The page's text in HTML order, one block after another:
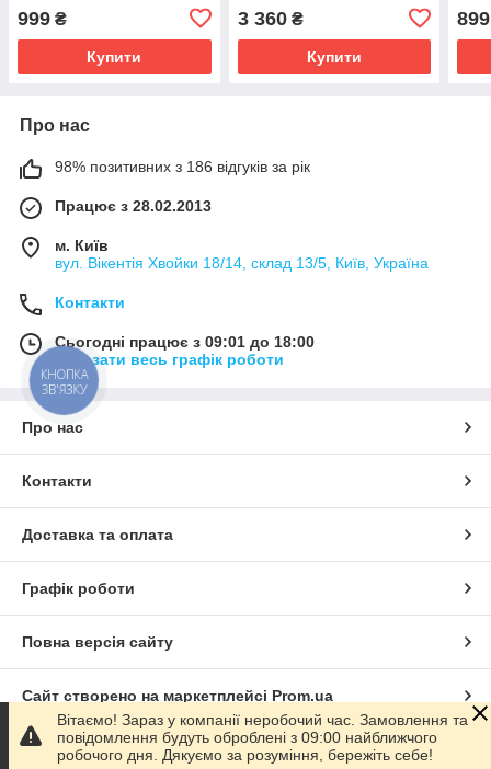
999 ₴
Купити
3 360₴
Купити
899
Про нас
98% позитивних з 186 відгуків за рік
Працює з 28.02.2013
м. Київ
вул. Вікентія Хвойки 18/14, склад 13/5, Київ, Україна
Контакти
Сьогодні працює з 09:01 до 18:00
Показати весь графік роботи
Про нас
Контакти
Доставка та оплата
Графік роботи
Повна версія сайту
Сайт створено на маркетплейсі Prom.ua
Політика конфіденційності
Вітаємо! Зараз у компанії неробочий час. Замовлення та
повідомлення будуть оброблені з 09:00 найближчого
робочого дня. Дякуємо за розуміння, бережіть себе!
КНОПКА
ЗВ'ЯЗКУ